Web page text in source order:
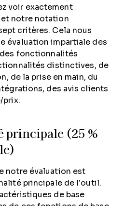
voir exactement
notre notation
critères. Cela nous
évaluation impartiale des
fonctionnalités
distinctives, de
de la prise en main, du
des avis clients
prix.
(25 %
notre évaluation est
principale de l’outil.
de base